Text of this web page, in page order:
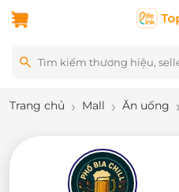
Trang chủ Mall Ăn uống